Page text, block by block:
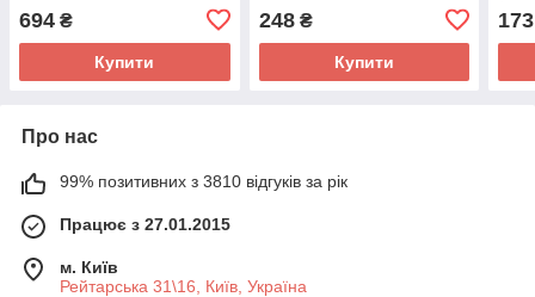
(9783064519794)
Cornelsen
694 ₴
Купити
Cornelsen
248₴
Купити
173
Про нас
99% позитивних з 3810 відгуків за рік
Працює з 27.01.2015
м. Київ
Рейтарська 31\16, Київ, Україна